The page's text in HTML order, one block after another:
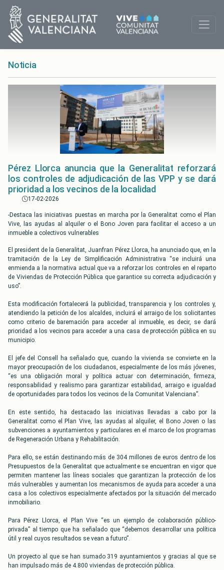
Noticia
Pérez Llorca anuncia que la Generalitat reforzará
los controles de adjudicación de las VPP y se dará
prioridad a los vecinos de la localidad
17-02-2026
-Destaca las iniciativas puestas en marcha por la Generalitat como el Plan
Vive, las ayudas al alquiler o el Bono Joven para facilitar el acceso a un
inmueble a colectivos vulnerables
El president de la Generalitat, Juanfran Pérez Llorca, ha anunciado que, en la
tramitación de la Ley de Simplificación Administrativa “se incluirá una
enmienda a la normativa actual que va a reforzar los controles en el reparto
de Viviendas de Protección Pública que garantice su correcta adjudicación y
uso”.
Esta modificación fortalecerá la publicidad, transparencia y los controles y,
atendiendo la petición de los alcaldes, incluirá el arraigo de los solicitantes
como criterio de baremación para acceder al inmueble, es decir, se dará
prioridad a los vecinos para acceder a una casa de protección pública en su
municipio.
El jefe del Consell ha señalado que, cuando la vivienda se convierte en la
mayor preocupación de los ciudadanos, especialmente de los más jóvenes,
“es una obligación moral y política actuar con determinación, firmeza,
responsabilidad y realismo para garantizar estabilidad, arraigo e igualdad
de oportunidades para todos los vecinos de la Comunitat Valenciana”.
En este sentido, ha destacado las iniciativas llevadas a cabo por la
Generalitat como el Plan Vive, las ayudas al alquiler, el Bono Joven o las
subvenciones a ayuntamientos y particulares en el marco de los programas
de Regeneración Urbana y Rehabilitación.
Para ello, se están destinando más de 304 millones de euros dentro de los
Presupuestos de la Generalitat que actualmente se encuentran en vigor que
permiten mantener las líneas sociales que garantizan la protección de los
más vulnerables y aumentan los mecanismos de ayuda para acceder a una
casa a los colectivos especialmente afectados por la situación del mercado
inmobiliario.
Para Pérez Llorca, el Plan Vive “es un ejemplo de colaboración público-
privada” al tiempo que ha señalado que “debemos desarrollar una política
útil y real cuyos resultados se vean a futuro”.
Un proyecto al que se han sumado 319 ayuntamientos y gracias al que se
han impulsado más de 4.800 viviendas de protección pública.